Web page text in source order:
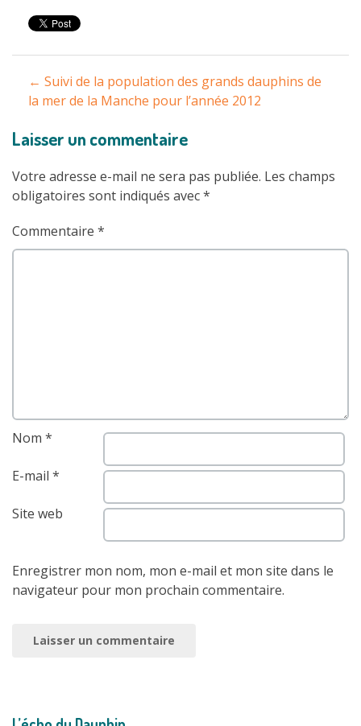
Navigation
entre
les
articles
← Suivi de la population des grands dauphins de
la mer de la Manche pour l’année 2012
Laisser un commentaire
Votre adresse e-mail ne sera pas publiée. Les champs
obligatoires sont indiqués avec*
Commentaire *
Nom *
E-mail *
Site web
Enregistrer mon nom, mon e-mail et mon site dans le
navigateur pour mon prochain commentaire.